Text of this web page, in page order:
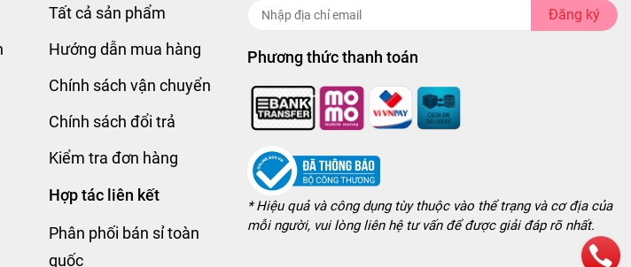
Tất cả sản phẩm
Hướng dẫn mua hàng
Chính sách vận chuyển
Chính sách đổi trả
Kiểm tra đơn hàng
Hợp tác liên kết
Phân phối bán sỉ toàn
quốc
Đăng ký
Phương thức thanh toán
* Hiệu quả và công dụng tùy thuộc vào thể trạng và cơ địa của
mỗi người, vui lòng liên hệ tư vấn để được giải đáp rõ nhất.